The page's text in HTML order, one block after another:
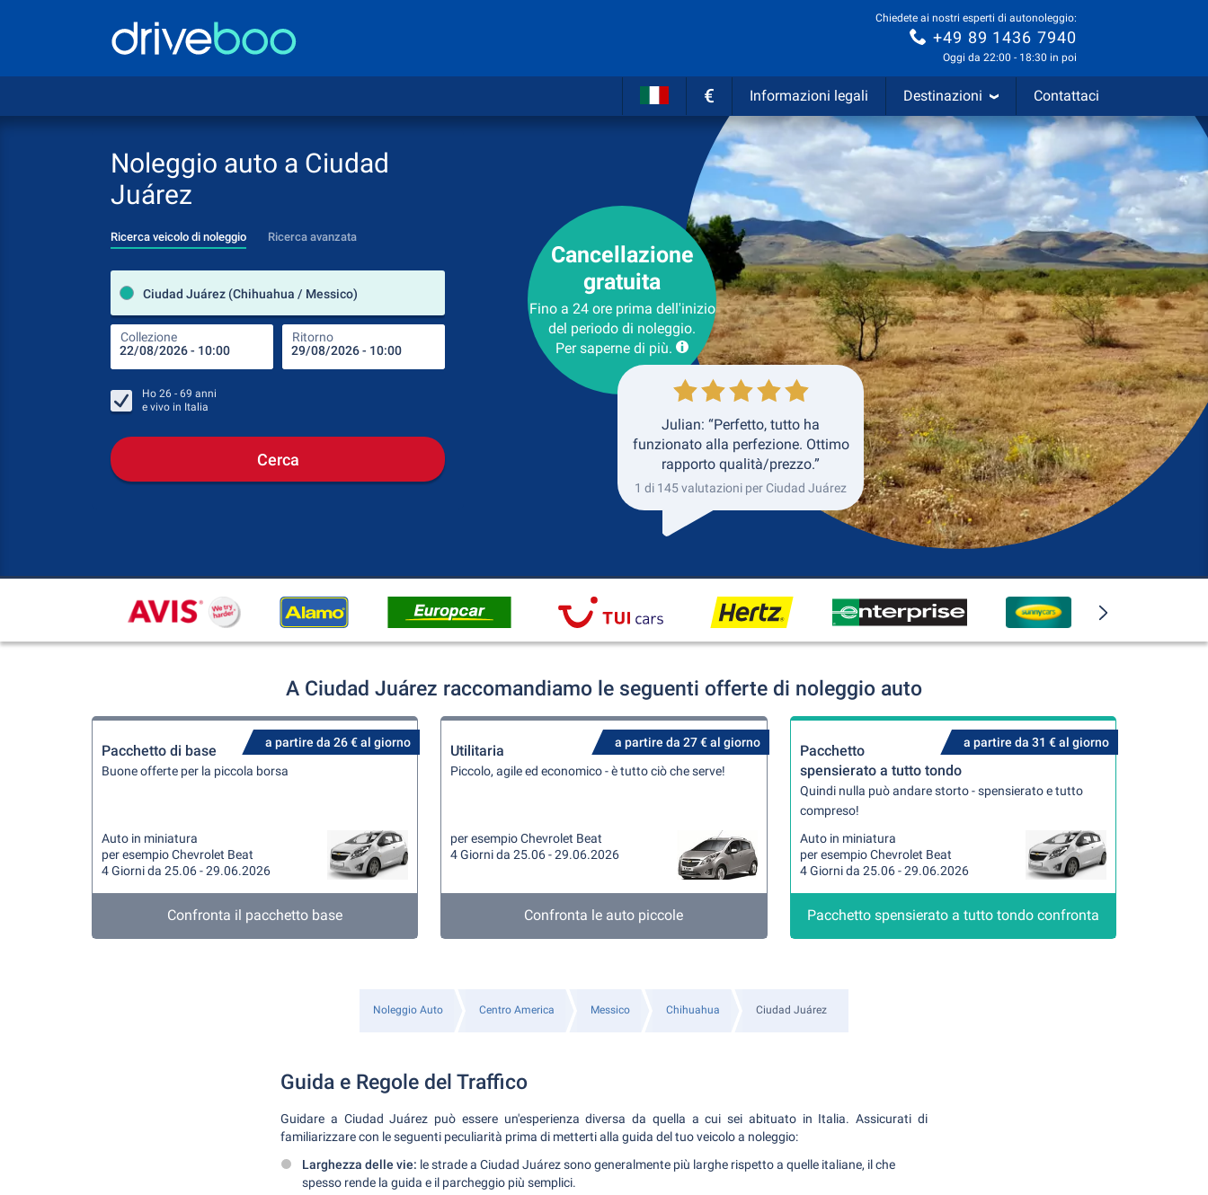
Chiedete ai nostri esperti di autonoleggio:
+49 89 1436 7940
Oggi da 22:00 - 18:30 in poi
€ Informazioni legali Destinazioni Contattaci
Noleggio auto a Ciudad
Juárez
Ricerca veicolo di noleggio Ricerca avanzata
Ciudad Juárez (Chihuahua / Messico)
Collezione Ritorno
Luogo del noleggio
Luogo di ritorno
Ho 26 - 69 anni
e vivo in Italia
Cerca
Cancellazione
gratuita
Fino a 24 ore prima dell'inizio
del periodo di noleggio.
Per saperne di più.
Julian: “Perfetto, tutto ha
funzionato alla perfezione. Ottimo
rapporto qualità/prezzo.”
1 di 145 valutazioni per Ciudad Juárez
A Ciudad Juárez raccomandiamo le seguenti offerte di noleggio auto
a partire da 26 € al giorno
Pacchetto di base
Buone offerte per la piccola borsa
Auto in miniatura
per esempio Chevrolet Beat
4 Giorni da 25.06 - 29.06.2026
Confronta il pacchetto base
a partire da 27 € al giorno
Utilitaria
Piccolo, agile ed economico - è tutto ciò che serve!
per esempio Chevrolet Beat
4 Giorni da 25.06 - 29.06.2026
Confronta le auto piccole
a partire da 31 € al giorno
Pacchetto
spensierato a tutto tondo
Quindi nulla può andare storto - spensierato e tutto
compreso!
Auto in miniatura
per esempio Chevrolet Beat
4 Giorni da 25.06 - 29.06.2026
Pacchetto spensierato a tutto tondo confronta
Noleggio Auto Centro America Messico Chihuahua Ciudad Juárez
Guida e Regole del Traffico
Guidare a Ciudad Juárez può essere un'esperienza diversa da quella a cui sei abituato in Italia. Assicurati di
familiarizzare con le seguenti peculiarità prima di metterti alla guida del tuo veicolo a noleggio:
Larghezza delle vie: le strade a Ciudad Juárez sono generalmente più larghe rispetto a quelle italiane, il che
spesso rende la guida e il parcheggio più semplici.